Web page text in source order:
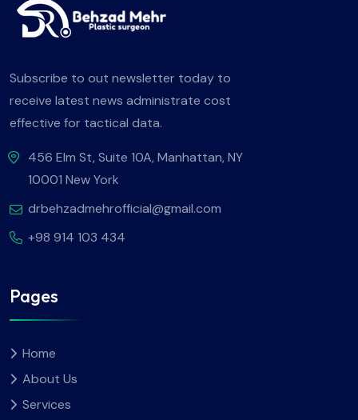
Subscribe to out newsletter today to
receive latest news administrate cost
effective for tactical data.
456 Elm St, Suite 10A, Manhattan, NY
10001 New York
drbehzadmehrofficial@gmail.com
+98 914 103 434
Pages
Home
About Us
Services